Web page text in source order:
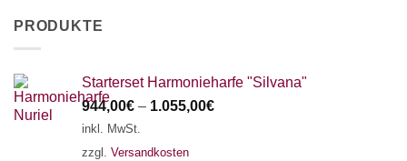
PRODUKTE
Starterset Harmonieharfe "Silvana"
944,00€ – 1.055,00€
inkl. MwSt.
zzgl. Versandkosten